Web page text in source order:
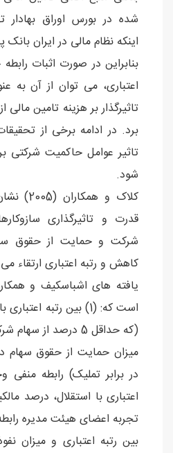
شده در بورس اوراق بهادار
اینکه نظام مالی در ایران
بنابراین در صورت اثبات
اعتباری، می توان از آن به
تاثیرگذار بر هزینه تامین
برد. در ادامه برخی از
تاثیر عوامل حاکمیت شرکتی
شود.
کلاک و
قدرت و تاثیرگذاری
شرکت و حمایت از حقوق
کاهش و رتبه اعتباری ارتقاء
است که: (1) بین رتبه
(که حداقل 5 درصد از
میزان حمایت از حقوق سهام
اعتباری با استقلال، درصد
بین رتبه اعتباری و میزان